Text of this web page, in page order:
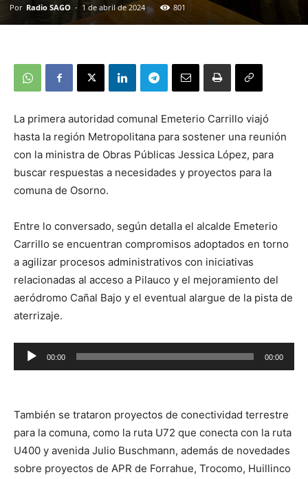
Por Radio SAGO - 1 de abril de 2024 801
La primera autoridad comunal Emeterio Carrillo viajó
hasta la región Metropolitana para sostener una reunión
con la ministra de Obras Públicas Jessica López, para
buscar respuestas a necesidades y proyectos para la
comuna de Osorno.
Entre lo conversado, según detalla el alcalde Emeterio
Carrillo se encuentran compromisos adoptados en torno
a agilizar procesos administrativos con iniciativas
relacionadas al acceso a Pilauco y el mejoramiento del
aeródromo Cañal Bajo y el eventual alargue de la pista de
aterrizaje.
Reproductor
de
00:00 00:00
También se trataron proyectos de conectividad terrestre
para la comuna, como la ruta U72 que conecta con la ruta
U400 y avenida Julio Buschmann, además de novedades
sobre proyectos de APR de Forrahue, Trocomo, Huillinco